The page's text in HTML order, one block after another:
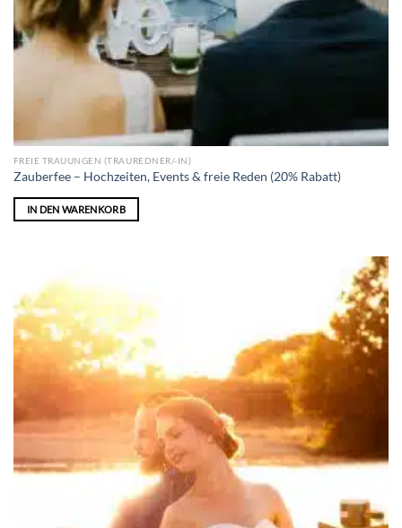
FREIE TRAUUNGEN (TRAUREDNER/-IN)
Zauberfee – Hochzeiten, Events & freie Reden (20% Rabatt)
IN DEN WARENKORB